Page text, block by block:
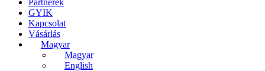
Partnerek
GYIK
Kapcsolat
Vásárlás
Magyar
Magyar
English